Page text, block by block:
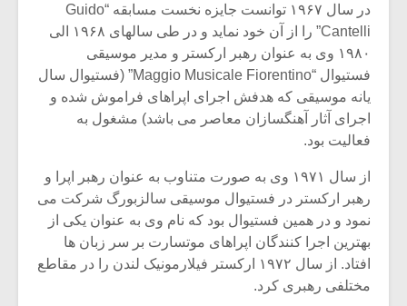
در سال ۱۹۶۷ توانست جایزه نخست مسابقه “Guido
Cantelli” را از آن خود نماید و در طی سالهای ۱۹۶۸ الی
۱۹۸۰ وی به عنوان رهبر ارکستر و مدیر موسیقی
فستیوال “Maggio Musicale Fiorentino” (فستیوال سال
یانه موسیقی که هدفش اجرای اپراهای فراموش شده و
اجرای آثار آهنگسازان معاصر می باشد) مشغول به
فعالیت بود.
از سال ۱۹۷۱ وی به صورت متناوب به عنوان رهبر اپرا و
رهبر ارکستر در فستیوال موسیقی سالزبورگ شرکت می
نمود و در همین فستیوال بود که نام وی به عنوان یکی از
بهترین اجرا کنندگان اپراهای موتسارت بر سر زبان ها
افتاد. از سال ۱۹۷۲ ارکستر فیلارمونیک لندن را در مقاطع
مختلفی رهبری کرد.
یادداشتی بر موسیقی
متن فیلم «متری
شیش و نیم»
موسیقی
موسیقی